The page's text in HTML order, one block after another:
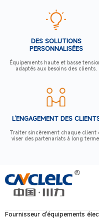
DES SOLUTIONS
PERSONNALISÉES
Équipements haute et basse
adaptés aux besoins des clients.
L'ENGAGEMENT DES
Traiter sincèrement chaque client
viser des partenariats à long
Fournisseur d'équipements